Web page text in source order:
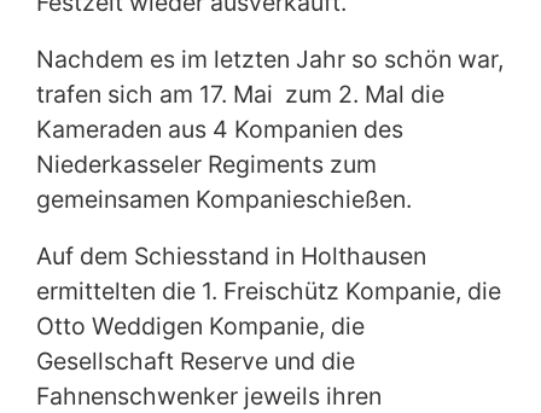
Nachdem es im letzten Jahr so schön war,
trafen sich am 17. Mai zum 2. Mal die
Kameraden aus 4 Kompanien des
Niederkasseler Regiments zum
gemeinsamen Kompanieschießen.
Auf dem Schiesstand in Holthausen
ermittelten die 1. Freischütz Kompanie, die
Otto Weddigen Kompanie, die
Gesellschaft Reserve und die
Fahnenschwenker jeweils ihren